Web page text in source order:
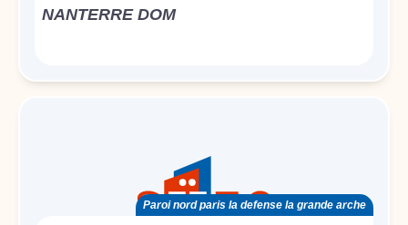
NANTERRE DOM
Paroi nord paris la defense la grande arche